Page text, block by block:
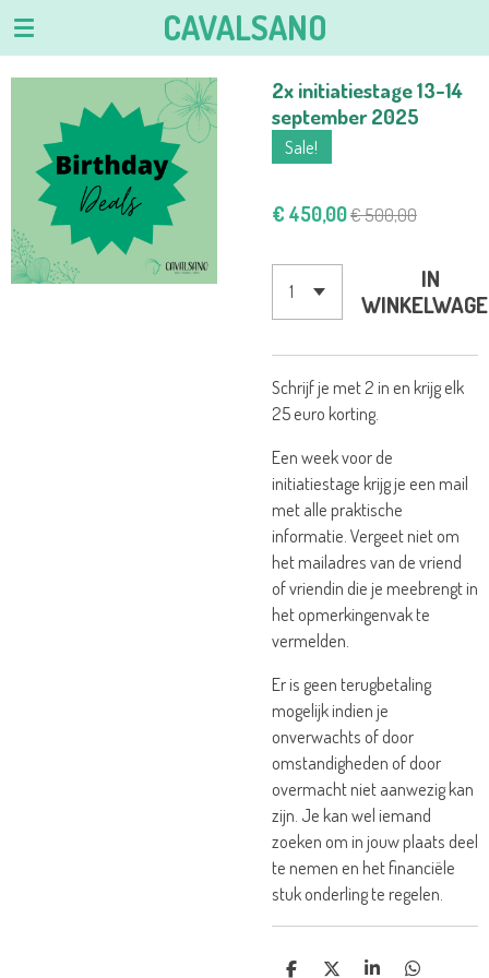
Ga
naar
hoofdinhoud
CAVALSANO
2x initiatiestage 13-14
september 2025
Sale!
€ 450,00€ 500,00
IN
Schrijf je met 2 in en krijg elk
25 euro korting.
Een week voor de
initiatiestage krijg je een mail
met alle praktische
informatie. Vergeet niet om
het mailadres van de vriend
of vriendin die je meebrengt in
het opmerkingenvak te
vermelden.
Er is geen terugbetaling
mogelijk indien je
onverwachts of door
omstandigheden of door
overmacht niet aanwezig kan
zijn. Je kan wel iemand
zoeken om in jouw plaats deel
te nemen en het financiële
stuk onderling te regelen.